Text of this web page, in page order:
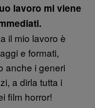
lavoro mi viene
il mio lavoro è
e formati,
anche i generi
a dirla tutta i
film horror!